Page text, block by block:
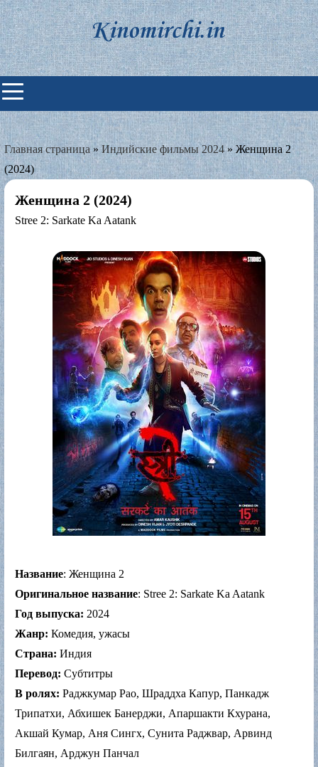
Skip
to
content
Индийские фильмы смотреть
онлайн
Главная страница »Индийские фильмы 2024» Женщина 2
(2024)
Женщина 2 (2024)
Stree 2: Sarkate Ka Aatank
Название: Женщина 2
Оригинальное название: Stree 2: Sarkate Ka Aatank
Год выпуска: 2024
Жанр: Комедия, ужасы
Страна: Индия
Перевод: Субтитры
В ролях: Раджкумар Рао, Шраддха Капур, Панкадж
Трипатхи, Абхишек Банерджи, Апаршакти Кхурана,
Акшай Кумар, Аня Сингх, Сунита Раджвар, Арвинд
Билгаян, Арджун Панчал